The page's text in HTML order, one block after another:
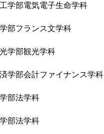
電気電子生命学科
ランス文学科
観光学科
計ファイナンス学科
法学科
法学科